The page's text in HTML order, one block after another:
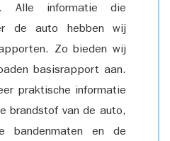
Alle informatie die
de auto hebben wij
Zo bieden wij
basisrapport aan.
praktische informatie
brandstof van de auto,
bandenmaten en de